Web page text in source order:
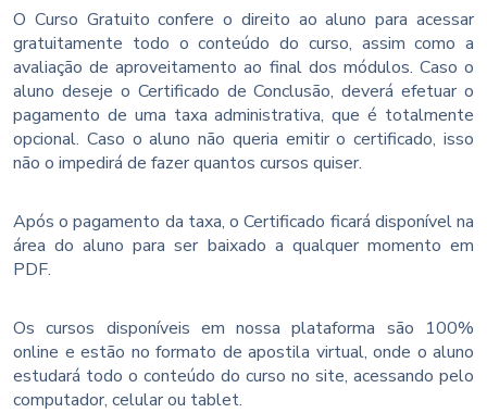
O Curso Gratuito confere o direito ao aluno para acessar
gratuitamente todo o conteúdo do curso, assim como a
avaliação de aproveitamento ao final dos módulos. Caso o
aluno deseje o Certificado de Conclusão, deverá efetuar o
pagamento de uma taxa administrativa, que é totalmente
opcional. Caso o aluno não queria emitir o certificado, isso
não o impedirá de fazer quantos cursos quiser.
Após o pagamento da taxa, o Certificado ficará disponível na
área do aluno para ser baixado a qualquer momento em
PDF.
Os cursos disponíveis em nossa plataforma são 100%
online e estão no formato de apostila virtual, onde o aluno
estudará todo o conteúdo do curso no site, acessando pelo
computador, celular ou tablet.